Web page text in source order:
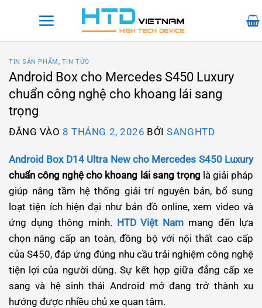
TIN SẢN PHẨM, TIN TỨC
Android Box cho Mercedes S450 Luxury
chuẩn công nghệ cho khoang lái sang
trọng
ĐĂNG VÀO 8 THÁNG 2, 2026 BỞISANGHTD
Android Box D14 Ultra New cho Mercedes S450 Luxury
chuẩn công nghệ cho khoang lái sang trọng là giải pháp
giúp nâng tầm hệ thống giải trí nguyên bản, bổ sung
loạt tiện ích hiện đại như bản đồ online, xem video và
ứng dụng thông minh. HTD Việt Nam mang đến lựa
chọn nâng cấp an toàn, đồng bộ với nội thất cao cấp
của S450, đáp ứng đúng nhu cầu trải nghiệm công nghệ
tiện lợi của người dùng. Sự kết hợp giữa đẳng cấp xe
sang và hệ sinh thái Android mở đang trở thành xu
hướng được nhiều chủ xe quan tâm.